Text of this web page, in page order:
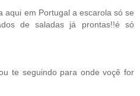
aqui em Portugal a escarola só se
de saladas já prontas!!é só
te seguindo para onde voçê for